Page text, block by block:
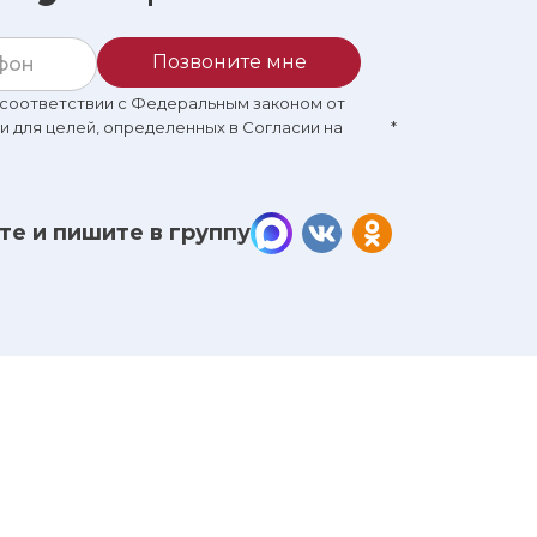
с Федеральным законом от
для целей, определенных в Согласии на
*
Позвоните мне
и пишите в группу